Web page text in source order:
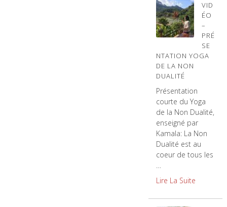
VID
ÉO
–
PRÉ
SE
NTATION YOGA
DE LA NON
DUALITÉ
Présentation
courte du Yoga
de la Non Dualité,
enseigné par
Kamala: La Non
Dualité est au
coeur de tous les
…
Lire La Suite